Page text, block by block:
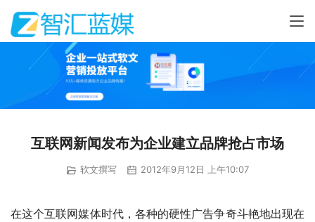
互联网新闻发布为企业建立品牌抢占市场
软文撰写 2012年9月12日 上午10:07
在这个互联网媒体时代，各种的硬性广告争奇斗艳地出现在